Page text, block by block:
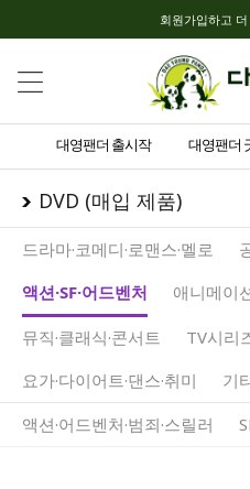
회원가입하고
대영팬더 출시작 대영팬더
DVD (매입 제품)
드라마·코메디·로맨스·멜로
액션·SF·어드벤처
애니메이
뮤직·클래식·콘서트 TV시리
요가·다이어트·댄스·취미
기
액션·어드벤처·범죄·스릴러